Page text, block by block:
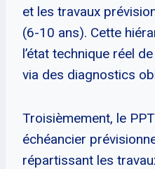
et les travaux
(6-10 ans). Cette
l’état technique réel
via des diagnostics
Troisièmement, le
échéancier
répartissant les